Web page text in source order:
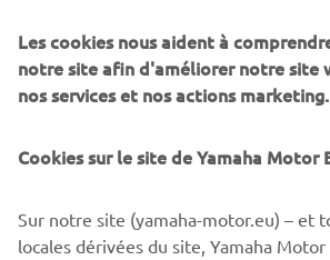
Yamaha Motor Finance offre aux
Financement Classique sur tous les
COÛTE AUSSI DE L'ARGENT.
Les cookies nous aident à
notre site afin d'améliorer notre site
nos services et nos actions marketing.
Cookies sur le site de Yamaha Motor
Sur notre site (yamaha-motor.eu) – et
locales dérivées du site, Yamaha